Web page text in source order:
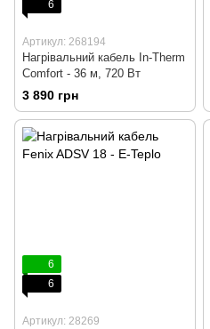
6
Артикул: 268194
Нагрівальний кабель In-Therm
Comfort - 36 м, 720 Вт
3 890 грн
6
6
Артикул: 28269